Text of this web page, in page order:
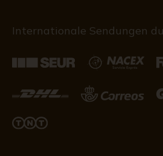
Internationale Sendungen